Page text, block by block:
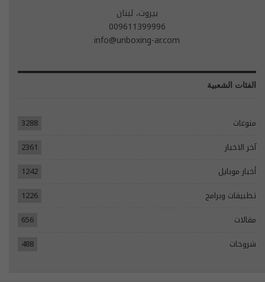
بيروت، لبنان
009611399996
info@unboxing-ar.com
الفئات الشعبية
منوعات
3288
آخر الاخبار
2361
أخبار موبايل
1242
تطبيقات وبرامج
1226
مقالات
656
شروحات
488